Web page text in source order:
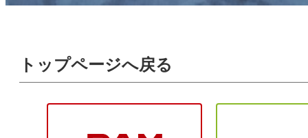
トップページへ戻る